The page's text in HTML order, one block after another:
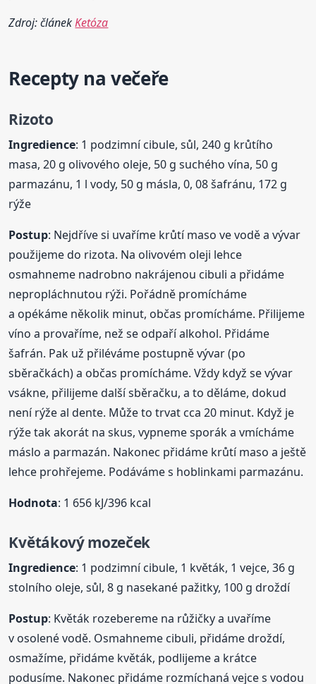
Zdroj: článekKetóza
Recepty na večeře
Rizoto
Ingredience: 1 podzimní cibule, sůl, 240 g krůtího
masa, 20 g olivového oleje, 50 g suchého vína, 50 g
parmazánu, 1 l vody, 50 g másla, 0, 08 šafránu, 172 g
rýže
Postup: Nejdříve si uvaříme krůtí maso ve vodě a vývar
použijeme do rizota. Na olivovém oleji lehce
osmahneme nadrobno nakrájenou cibuli a přidáme
nepropláchnutou rýži. Pořádně promícháme
a opékáme několik minut, občas promícháme. Přilijeme
víno a provaříme, než se odpaří alkohol. Přidáme
šafrán. Pak už přiléváme postupně vývar (po
sběračkách) a občas promícháme. Vždy když se vývar
vsákne, přilijeme další sběračku, a to děláme, dokud
není rýže al dente. Může to trvat cca 20 minut. Když je
rýže tak akorát na skus, vypneme sporák a vmícháme
máslo a parmazán. Nakonec přidáme krůtí maso a ještě
lehce prohřejeme. Podáváme s hoblinkami parmazánu.
Hodnota: 1 656 kJ/396 kcal
Květákovýmozeček
Ingredience: 1 podzimní cibule, 1 květák, 1 vejce, 36 g
stolního oleje, sůl, 8 g nasekané pažitky, 100 g droždí
Postup: Květák rozebereme na růžičky a uvaříme
v osolené vodě. Osmahneme cibuli, přidáme droždí,
osmažíme, přidáme květák, podlijeme a krátce
podusíme. Nakonec přidáme rozmíchaná vejce s vodou